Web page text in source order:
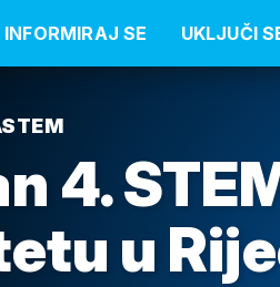
INFORMIRAJ SE UKLJUČI
4.
u